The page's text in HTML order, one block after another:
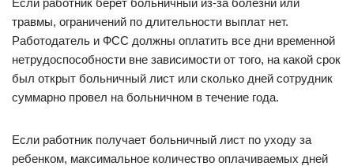
травмы, ограничений по длительности выплат нет.
Работодатель и ФСС должны оплатить все дни временной
нетрудоспособности вне зависимости от того, на какой срок
был открыт больничный лист или сколько дней сотрудник
суммарно провел на больничном в течение года.
Если работник получает больничный лист по уходу за
ребенком, максимальное количество оплачиваемых дней